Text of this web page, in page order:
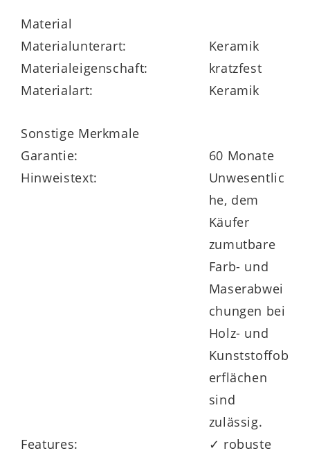
Material
Materialunterart:
Keramik
Materialeigenschaft:
kratzfest
Materialart:
Keramik
Sonstige Merkmale
Garantie:
60 Monate
Hinweistext:
Unwesentlic
he, dem
Käufer
zumutbare
Farb- und
Maserabwei
chungen bei
Holz- und
Kunststoffob
erflächen
sind
zulässig.
Features:
✓ robuste